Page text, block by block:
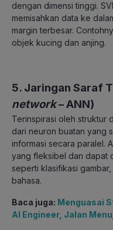
dengan dimensi tinggi.
memisahkan data ke
margin terbesar.
objek kucing dan anjing.
5. Jaringan Saraf
network– ANN)
Terinspirasi oleh struktur
dari neuron buatan yang
informasi secara paralel.
yang fleksibel dan dapat
seperti klasifikasi
bahasa.
Baca juga: Menguasai
AI Engineer, Jalan